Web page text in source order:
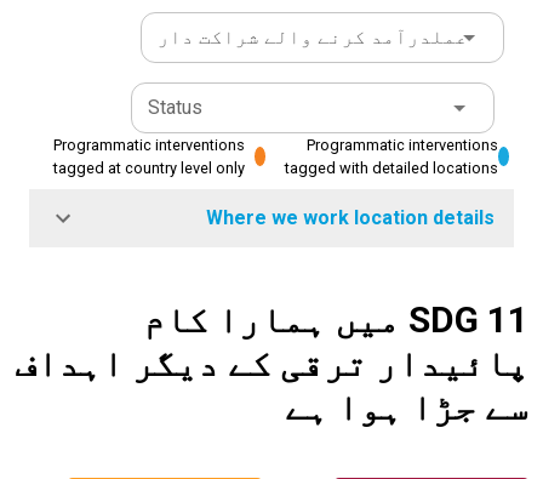
عملدرآمد کرنے والے شراکت دار
Status
Programmatic interventions
tagged with detailed locations
Programmatic interventions
tagged at country level only
Where we work location details
SDG 11 میں ہمارا کام
پائیدار ترقی کے دیگر اہداف
سے جڑا ہوا ہے